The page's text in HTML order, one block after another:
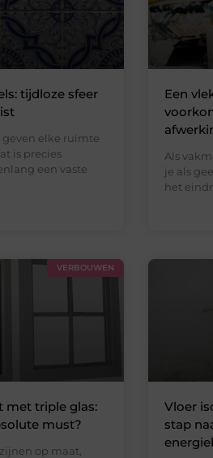
tijdloze sfeer
elke ruimte
is precies
een vaste
Een
Als
je als
het
VERBOUWEN
met triple glas:
must?
op maat,
Vloer
stap